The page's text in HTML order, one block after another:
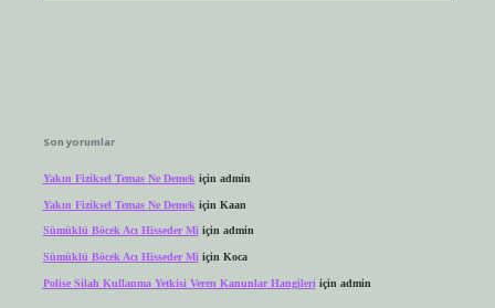
Son yorumlar
Yakın Fiziksel Temas Ne Demek için admin
Yakın Fiziksel Temas Ne Demek için Kaan
Sümüklü Böcek Acı Hisseder Miiçin admin
Sümüklü Böcek Acı Hisseder Mi için Koca
Polise Silah Kullanma Yetkisi Veren Kanunlar Hangileri için admin